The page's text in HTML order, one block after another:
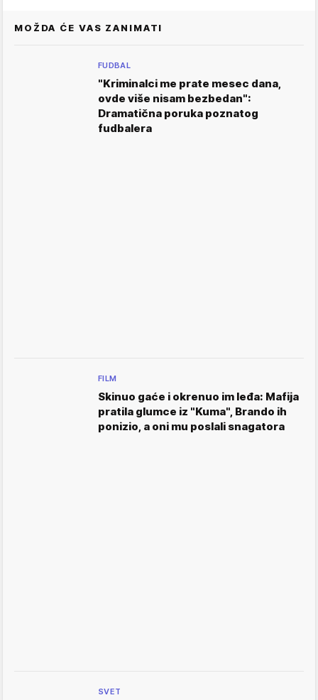
MOŽDA ĆE VAS ZANIMATI
FUDBAL
"Kriminalci me prate mesec dana,
ovde više nisam bezbedan":
Dramatična poruka poznatog
fudbalera
FILM
Skinuo gaće i okrenuo im leđa: Mafija
pratila glumce iz "Kuma", Brando ih
ponizio, a oni mu poslali snagatora
SVET